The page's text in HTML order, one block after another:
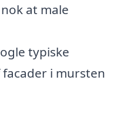
at male
typiske
i mursten